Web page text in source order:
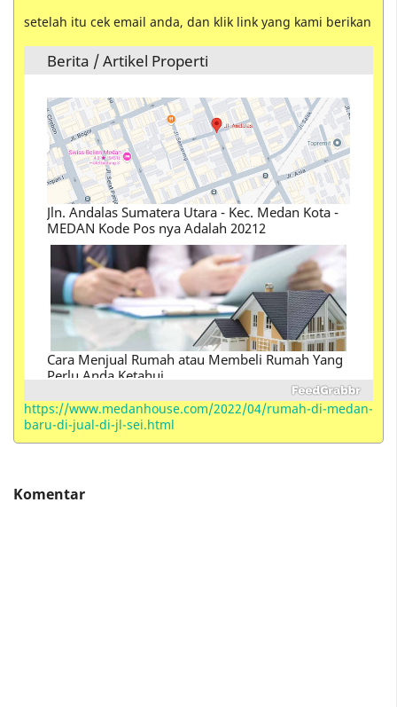
setelah itu cek email anda, dan klik link yang kami berikan
Berita / Artikel Properti
Cara Menjual Rumah atau Membeli Rumah Yang
Perlu Anda Ketahui
Perbedaan Istilah Kondotel , Hotel, Hostel ,
Motel, Losmen, Homestay, Resort, Guest House,
Villa, Suite, Inn dan Serviced Apartements
https://www.medanhouse.com/2022/04/rumah-di-medan-
baru-di-jual-di-jl-sei.html
Komentar